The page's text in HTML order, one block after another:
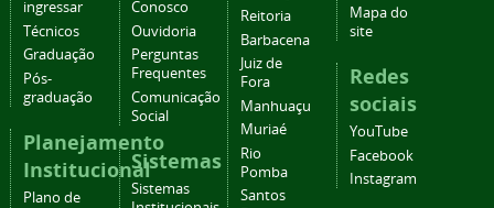
ingressar
Técnicos
Graduação
Pós-
graduação
Planejamento
Institucional
Plano de
Conosco
Ouvidoria
Perguntas
Frequentes
Comunicação
Social
Sistemas
Sistemas
Reitoria
Barbacena
Juiz de
Fora
Manhuaçu
Muriaé
Rio
Pomba
Santos
Mapa do
site
Redes
sociais
YouTube
Facebook
Instagram